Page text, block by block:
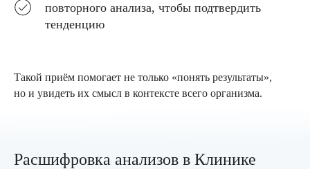
повторного анализа, чтобы подтвердить
тенденцию
Такой приём помогает не только «понять результаты»,
но и увидеть их смысл в контексте всего организма.
Расшифровка анализов в Клинике